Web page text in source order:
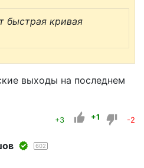
быстрая кривая
выходы на последнем
+3 +1 -2
602